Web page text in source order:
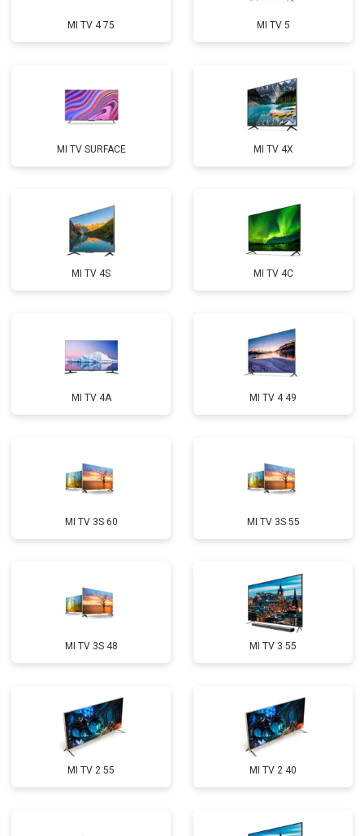
MI TV 4 75 MI TV 5
MI TV SURFACE MI TV 4X
MI TV 4S MI TV 4C
MI TV 4A MI TV 4 49
MI TV 3S 60 MI TV 3S 55
MI TV 3S 48 MI TV 3 55
MI TV 2 55 MI TV 2 40